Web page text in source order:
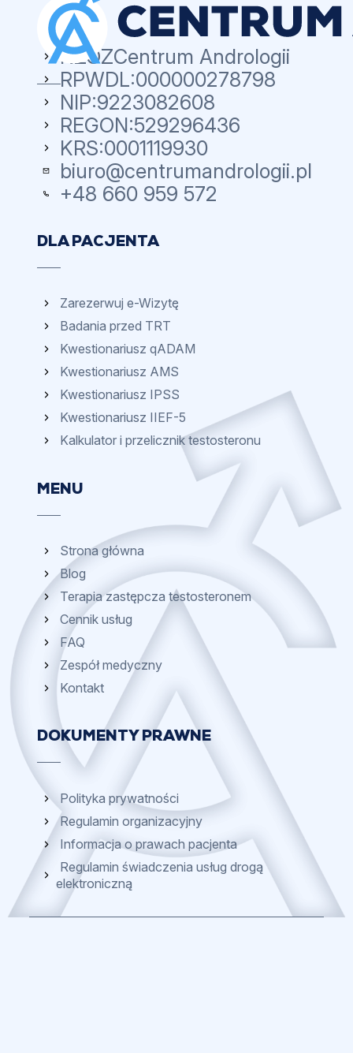
NZOZCentrum Andrologii
RPWDL:000000278798
NIP:9223082608
REGON:529296436
KRS:0001119930
biuro@centrumandrologii.pl
+48 660 959 572
DLA PACJENTA
Zarezerwuj e-Wizytę
Badania przed TRT
Kwestionariusz qADAM
Kwestionariusz AMS
Kwestionariusz IPSS
Kwestionariusz IIEF-5
Kalkulator i przelicznik testosteronu
MENU
Strona główna
Blog
Terapia zastępcza testosteronem
Cennik usług
FAQ
Zespół medyczny
Kontakt
DOKUMENTY PRAWNE
Polityka prywatności
Regulamin organizacyjny
Informacja o prawach pacjenta
Regulamin świadczenia usług drogą
elektroniczną